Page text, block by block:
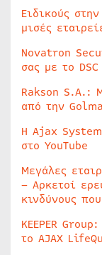
Ειδικούς
μισές
Novatron
σας με το DSC
Rakson S.A.:
από την
Η Ajax
στο YouTube
Μεγάλες
– Αρκετοί
κινδύνους
KEEPER
το AJAX